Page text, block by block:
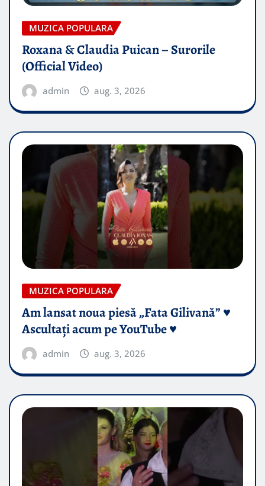
MUZICA POPULARA
Roxana & Claudia Puican – Surorile
(Official Video)
admin aug. 3, 2026
MUZICA POPULARA
Am lansat noua piesă „Fata Gilivană” ♥️
Ascultați acum pe YouTube ♥️
admin aug. 3, 2026